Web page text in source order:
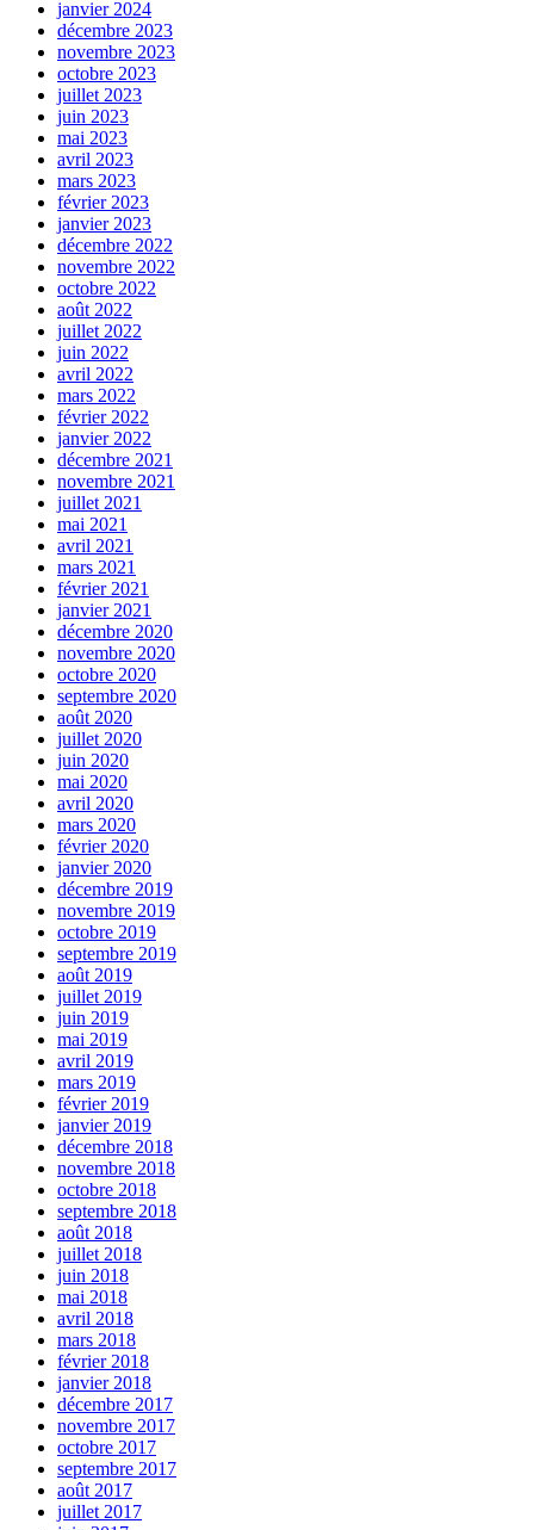
janvier 2024
décembre 2023
novembre 2023
octobre 2023
juillet 2023
juin 2023
mai 2023
avril 2023
mars 2023
février 2023
janvier 2023
décembre 2022
novembre 2022
octobre 2022
août 2022
juillet 2022
juin 2022
avril 2022
mars 2022
février 2022
janvier 2022
décembre 2021
novembre 2021
juillet 2021
mai 2021
avril 2021
mars 2021
février 2021
janvier 2021
décembre 2020
novembre 2020
octobre 2020
septembre 2020
août 2020
juillet 2020
juin 2020
mai 2020
avril 2020
mars 2020
février 2020
janvier 2020
décembre 2019
novembre 2019
octobre 2019
septembre 2019
août 2019
juillet 2019
juin 2019
mai 2019
avril 2019
mars 2019
février 2019
janvier 2019
décembre 2018
novembre 2018
octobre 2018
septembre 2018
août 2018
juillet 2018
juin 2018
mai 2018
avril 2018
mars 2018
février 2018
janvier 2018
décembre 2017
novembre 2017
octobre 2017
septembre 2017
août 2017
juillet 2017